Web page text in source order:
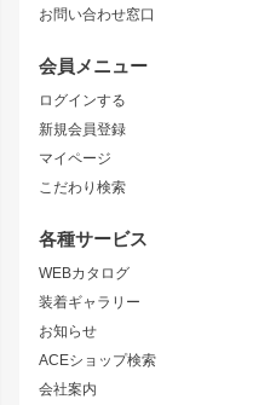
お問い合わせ窓口
会員メニュー
ログインする
新規会員登録
マイページ
こだわり検索
各種サービス
WEBカタログ
装着ギャラリー
お知らせ
ACEショップ検索
会社案内
JZX90 MARK II
トレノ
マークX
ニッサン
S15 シルビア
S14 シルビア 後期
S13 シルビア
180SX
シルエイティ
スズキ
雷神
リアウイング
ジムニーパーツ
ホイール
MUD-S7
MUD-SR7